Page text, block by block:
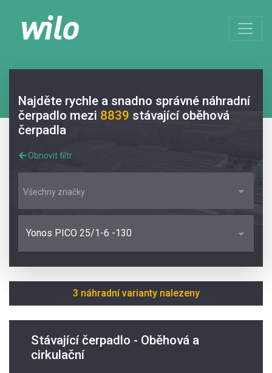
Najděte rychle a snadno správné náhradní
čerpadlo mezi 8839 stávající oběhová
čerpadla
Obnovit filtr
Všechny značky
Yonos PICO 25/1-6 -130
3 náhradní varianty nalezeny
Stávající čerpadlo - Oběhová a
cirkulační